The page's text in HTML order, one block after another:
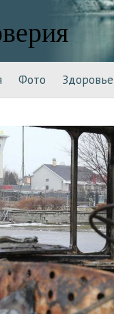
Фото Здоровье